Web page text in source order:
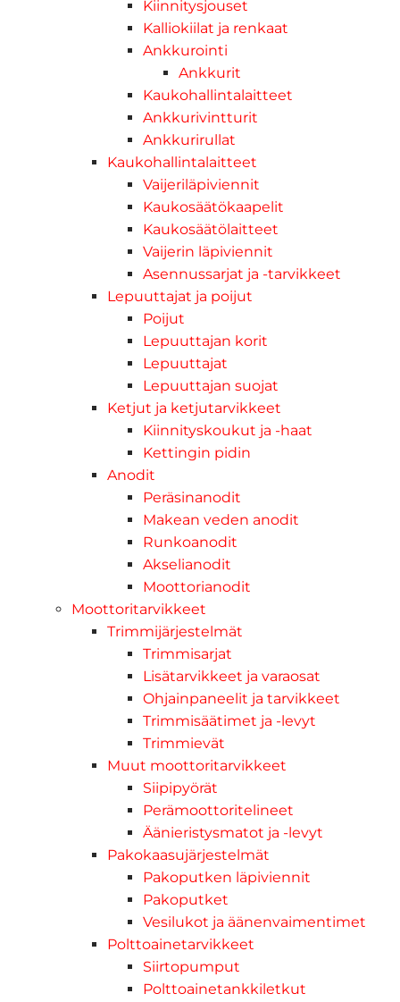
Kiinnitysjouset
Kalliokiilat ja renkaat
Ankkurointi
Ankkurit
Kaukohallintalaitteet
Ankkurivintturit
Ankkurirullat
Kaukohallintalaitteet
Vaijeriläpiviennit
Kaukosäätökaapelit
Kaukosäätölaitteet
Vaijerin läpiviennit
Asennussarjat ja -tarvikkeet
Lepuuttajat ja poijut
Poijut
Lepuuttajan korit
Lepuuttajat
Lepuuttajan suojat
Ketjut ja ketjutarvikkeet
Kiinnityskoukut ja -haat
Kettingin pidin
Anodit
Peräsinanodit
Makean veden anodit
Runkoanodit
Akselianodit
Moottorianodit
Moottoritarvikkeet
Trimmijärjestelmät
Trimmisarjat
Lisätarvikkeet ja varaosat
Ohjainpaneelit ja tarvikkeet
Trimmisäätimet ja -levyt
Trimmievät
Muut moottoritarvikkeet
Siipipyörät
Perämoottoritelineet
Äänieristysmatot ja -levyt
Pakokaasujärjestelmät
Pakoputken läpiviennit
Pakoputket
Vesilukot ja äänenvaimentimet
Polttoainetarvikkeet
Siirtopumput
Polttoainetankkiletkut